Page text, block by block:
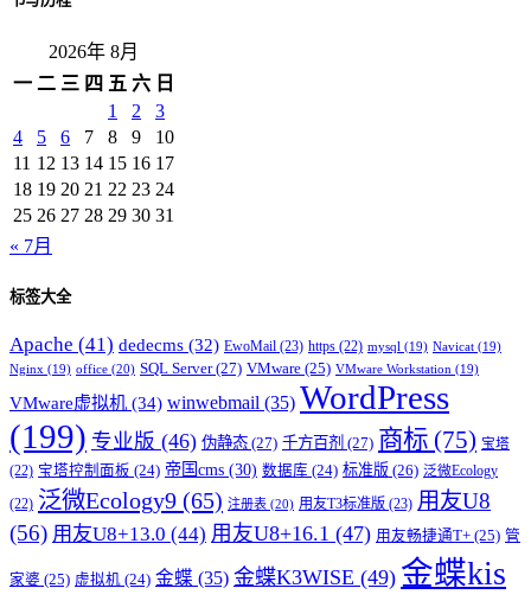
2026年 8月
一 二 三 四 五 六 日
1
2
3
4
5 6 7 8 9
10
11 12 13 14 15 16 17
18 19 20 21 22 23 24
25 26 27 28 29 30 31
« 7月
标签大全
Apache (41) dedecms (32) EwoMail (23) https (22) mysql (19) Navicat (19)
Nginx (19) office (20) SQL Server(27) VMware (25) VMware Workstation (19)
VMware虚拟机 (34) winwebmail (35) WordPress
(199) 专业版 (46) 伪静态 (27) 千方百剂 (27) 商标 (75) 宝塔
(22) 宝塔控制面板 (24) 帝国cms (30) 数据库 (24) 标准版 (26) 泛微Ecology
(22) 泛微Ecology9 (65) 注册表 (20) 用友T3标准版 (23) 用友U8
(56) 用友U8+13.0 (44) 用友U8+16.1 (47) 用友畅捷通T+ (25) 管
家婆 (25) 虚拟机 (24) 金蝶 (35) 金蝶K3WISE (49) 金蝶kis